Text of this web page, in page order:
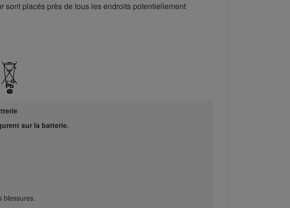
placés près de tous les endroits potentiellement
sur la batterie.
blessures.